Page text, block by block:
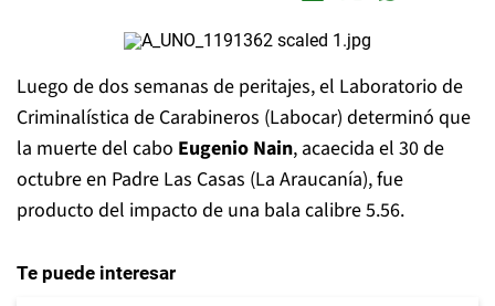
Luego de dos semanas de peritajes, el Laboratorio de
Criminalística de Carabineros (Labocar) determinó que
la muerte del cabo Eugenio Nain, acaecida el 30 de
octubre en Padre Las Casas (La Araucanía), fue
producto del impacto de una bala calibre 5.56.
Te puede interesar